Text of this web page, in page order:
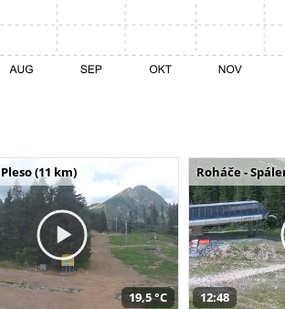
(11 km)
19,5 °C
Roháče -
12:48